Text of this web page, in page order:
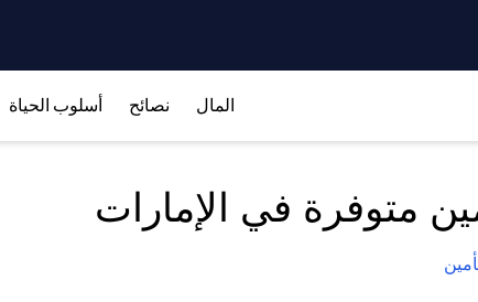
المال نصائح أسلوب الحياة